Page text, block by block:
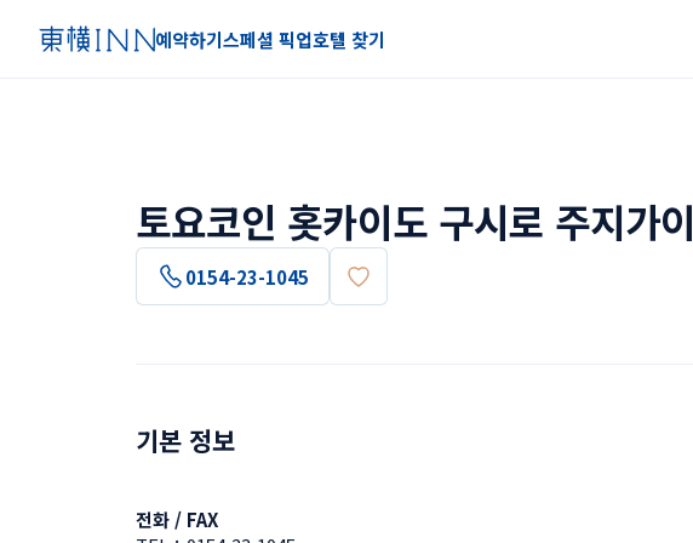
예약하기스페셜 픽업호텔 찾기
토요코인 홋카이도 구시로 주지가이
0154-23-1045
기본 정보
전화 / FAX